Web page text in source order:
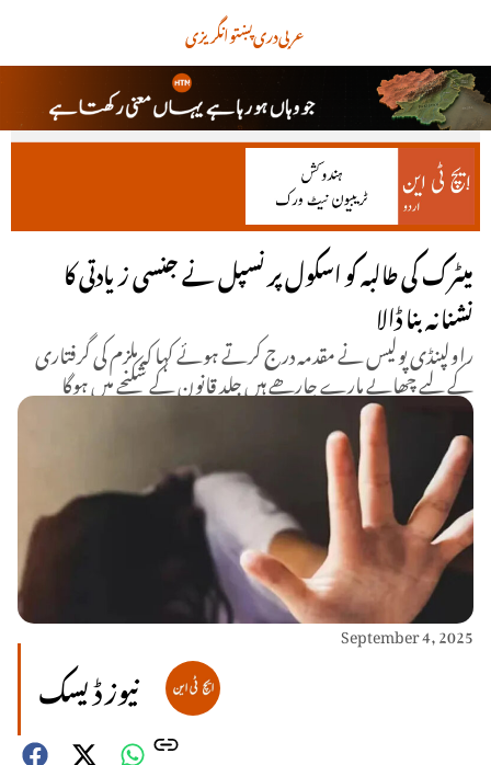
انگریزیپښتودریعربی
میٹرک کی طالبہ کو اسکول پرنسپل نے جنسی زیادتی کا
نشنانہ بنا ڈالا
راولپنڈی پولیس نے مقدمہ درج کرتے ہوئے کہا کہ ملزم کی گرفتاری
کے لیے چھاپے مارے جارھے ہیں جلد قانون کے شکنجے میں ہوگا
September 4, 2025
نیوز ڈیسک